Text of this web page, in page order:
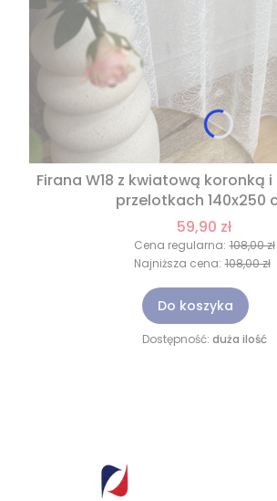
Firana W18 z kwiatową koronką i
przelotkach 140x250
59,90 zł
Cena regularna: 108,00 zł
Najniższa cena: 108,00 zł
Do koszyka
Dostępność: duża ilość